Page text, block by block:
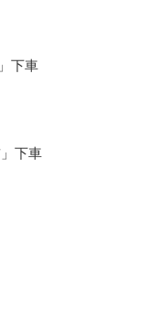
下車
下車